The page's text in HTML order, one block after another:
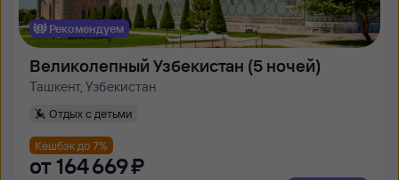
Рекомендуем
Великолепный Узбекистан (5 ночей)
Ташкент, Узбекистан
Отдых с детьми
Кешбэк до 7%
от 164 ⁠669 ⁠₽